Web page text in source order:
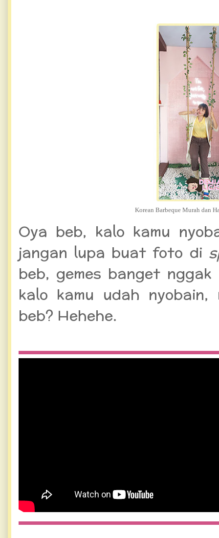
Korean Barbeque Murah dan
Oya beb, kalo kamu
jangan lupa buat foto di
beb, gemes banget
kalo kamu udah
beb? Hehehe.